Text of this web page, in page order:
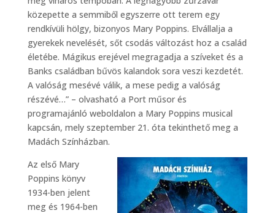
közepette a semmiből egyszerre ott terem egy
rendkívüli hölgy, bizonyos Mary Poppins. Elvállalja a
gyerekek nevelését, sőt csodás változást hoz a család
életébe. Mágikus erejével megragadja a szíveket és a
Banks családban bűvös kalandok sora veszi kezdetét.
A valóság mesévé válik, a mese pedig a valóság
részévé…” – olvasható a Port műsor és
programajánló weboldalon a Mary Poppins musical
kapcsán, mely szeptember 21. óta tekinthető meg a
Madách Színházban.
Az első Mary
Poppins könyv
1934-ben jelent
meg és 1964-ben